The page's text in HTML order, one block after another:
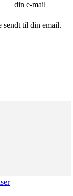
din e-mail
sendt til din email.